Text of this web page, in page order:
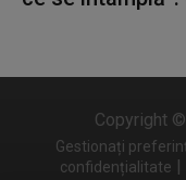
Copyright
Gestionați
confidențialitate |